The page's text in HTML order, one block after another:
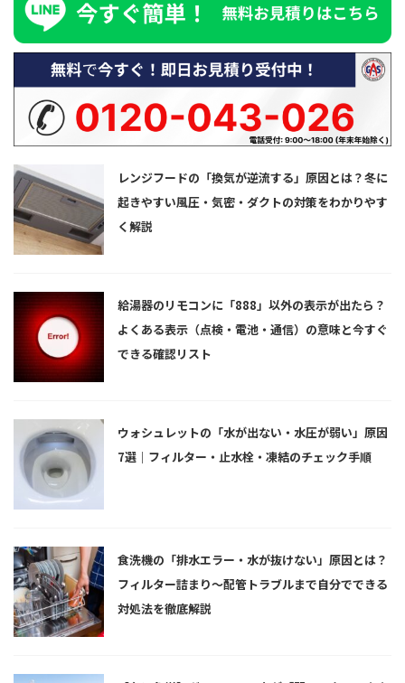
レンジフードの「換気が逆流する」原因とは？冬に
起きやすい風圧・気密・ダクトの対策をわかりやす
く解説
給湯器のリモコンに「888」以外の表示が出たら？
よくある表示（点検・電池・通信）の意味と今すぐ
できる確認リスト
ウォシュレットの「水が出ない・水圧が弱い」原因
7選｜フィルター・止水栓・凍結のチェック手順
食洗機の「排水エラー・水が抜けない」原因とは？
フィルター詰まり〜配管トラブルまで自分でできる
対処法を徹底解説